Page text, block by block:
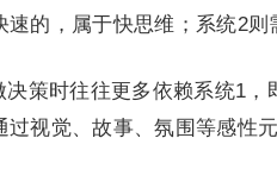
速的，属于快思维；系统2则
决策时往往更多依赖系统1
过视觉、故事、氛围等感性